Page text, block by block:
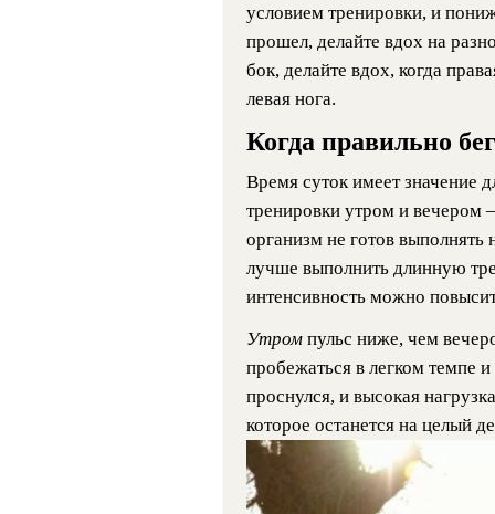
условием тренировки, и
прошел, делайте вдох на
бок, делайте вдох, когда
левая нога.
Когда правильно
Время суток имеет значение
тренировки утром и вечером
организм не готов
лучше выполнить длинную
интенсивность можно
Утром пульс ниже, чем
пробежаться в легком темпе
проснулся, и высокая
которое останется на целый